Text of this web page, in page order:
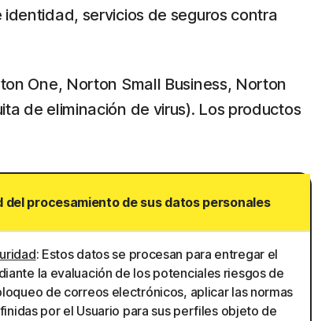
servicios de seguros contra
One, Norton Small Business, Norton
de eliminación de virus). Los productos
del procesamiento de sus datos personales
: Estos datos se procesan para entregar el
la evaluación de los potenciales riesgos de
de correos electrónicos, aplicar las normas
por el Usuario para sus perfiles objeto de